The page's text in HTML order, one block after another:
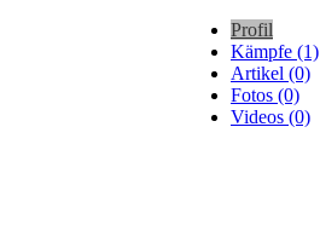
Profil
Kämpfe (1)
Artikel (0)
Fotos (0)
Videos (0)